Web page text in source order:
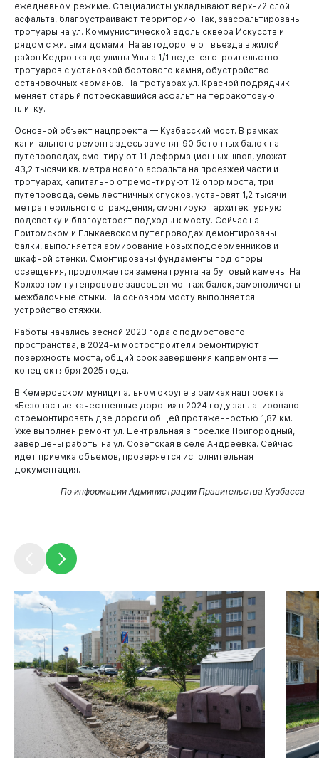
Горожанам
ежедневном режиме. Специалисты укладывают верхний слой
асфальта, благоустраивают территорию. Так, заасфальтированы
тротуары на ул. Коммунистической вдоль сквера Искусств и
рядом с жилыми домами. На автодороге от въезда в жилой
район Кедровка до улицы Уньга 1/1 ведется строительство
тротуаров с установкой бортового камня, обустройство
остановочных карманов. На тротуарах ул. Красной подрядчик
меняет старый потрескавшийся асфальт на терракотовую
плитку.
Основной объект нацпроекта — Кузбасский мост. В рамках
капитального ремонта здесь заменят 90 бетонных балок на
путепроводах, смонтируют 11 деформационных швов, уложат
43,2 тысячи кв. метра нового асфальта на проезжей части и
тротуарах, капитально отремонтируют 12 опор моста, три
путепровода, семь лестничных спусков, установят 1,2 тысячи
метра перильного ограждения, смонтируют архитектурную
подсветку и благоустроят подходы к мосту. Сейчас на
Притомском и Елыкаевском путепроводах демонтированы
балки, выполняется армирование новых подферменников и
шкафной стенки. Смонтированы фундаменты под опоры
освещения, продолжается замена грунта на бутовый камень. На
Колхозном путепроводе завершен монтаж балок, замоноличены
межбалочные стыки. На основном мосту выполняется
устройство стяжки.
Работы начались весной 2023 года с подмостового
пространства, в 2024-м мостостроители ремонтируют
поверхность моста, общий срок завершения капремонта —
конец октября 2025 года.
В Кемеровском муниципальном округе в рамках нацпроекта
«Безопасные качественные дороги» в 2024 году запланировано
отремонтировать две дороги общей протяженностью 1,87 км.
Уже выполнен ремонт ул. Центральная в поселке Пригородный,
завершены работы на ул. Советская в селе Андреевка. Сейчас
идет приемка объемов, проверяется исполнительная
документация.
По информации Администрации Правительства Кузбасса